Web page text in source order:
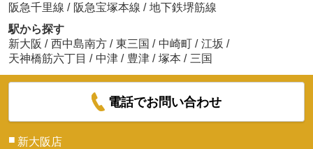
阪急千里線 / 阪急宝塚本線 / 地下鉄堺筋線
駅から探す
新大阪 / 西中島南方 / 東三国 / 中崎町 / 江坂 /
天神橋筋六丁目 / 中津 / 豊津 / 塚本 / 三国
電話でお問い合わせ
■ 新大阪店